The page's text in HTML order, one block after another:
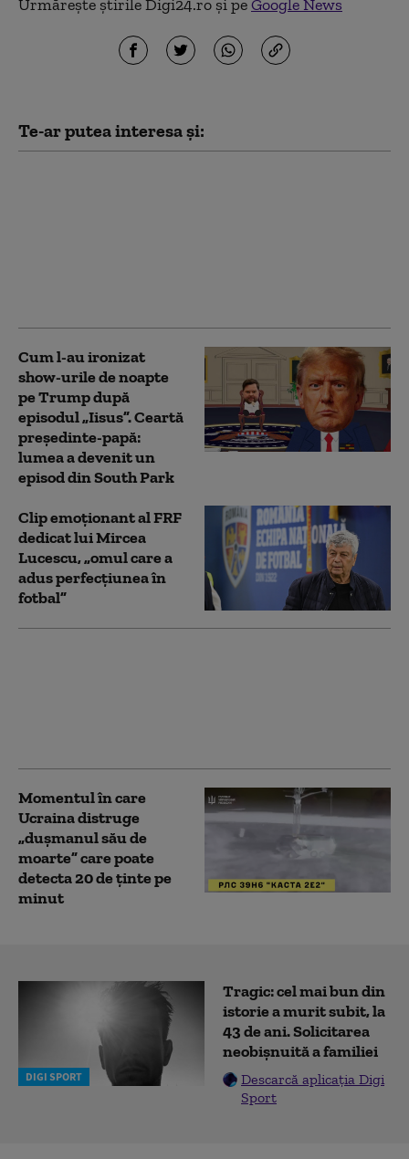
Urmărește știrile Digi24.ro și peGoogle News
Te-ar putea interesa și:
Cum l-au ironizat
show-urile de noapte
pe Trump după
episodul „Iisus”. Ceartă
președinte-papă:
lumea a devenit un
episod din South Park
Clip emoționant al FRF
dedicat lui Mircea
Lucescu, „omul care a
adus perfecțiunea în
fotbal”
Momentul în care
Ucraina distruge
„dușmanul său de
moarte” care poate
detecta 20 de ținte pe
minut
DIGI SPORT
Tragic: cel mai bun din
istorie a murit subit, la
43 de ani. Solicitarea
neobișnuită a familiei
Descarcă aplicația Digi
Sport